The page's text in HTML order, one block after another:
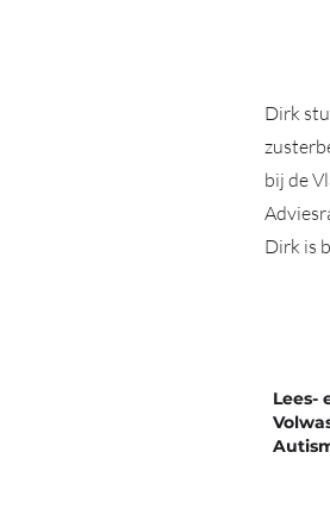
Dirk
bij de
Dirk is
Lees-